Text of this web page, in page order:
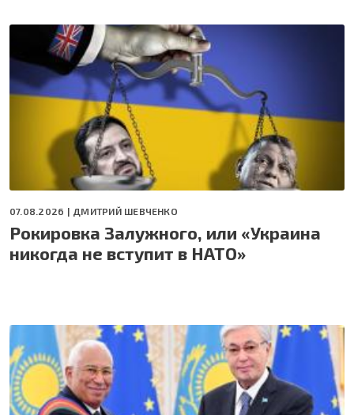
07.08.2026 | ДМИТРИЙ ШЕВЧЕНКО
Рокировка Залужного, или «Украина
никогда не вступит в НАТО»